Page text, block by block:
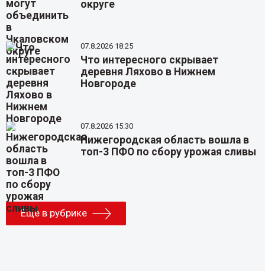
округе
07.8.2026 18:25
Что интересного скрывает
деревня Ляхово в Нижнем
Новгороде
07.8.2026 15:30
Нижегородская область вошла в
топ-3 ПФО по сбору урожая сливы
Еще в рубрике